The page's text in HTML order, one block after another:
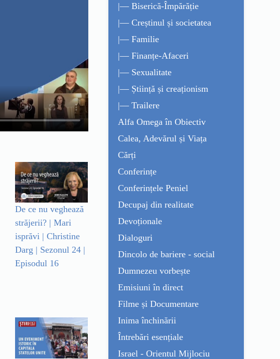
De ce nu veghează
străjerii? | Mari
isprăvi | Christine
Darg | Sezonul 24 |
Episodul 16
|— Biserică-Împărăție
|— Creștinul și societatea
|— Familie
|— Finanțe-Afaceri
|— Sexualitate
|— Știință și creaționism
|— Trailere
Alfa Omega în Obiectiv
Calea, Adevărul și Viața
Cărți
Conferințe
Conferințele Peniel
Decupaj din realitate
Devoționale
Dialoguri
Dincolo de bariere - social
Dumnezeu vorbește
Emisiuni în direct
Filme și Documentare
Inima închinării
Întrebări esențiale
Israel - Orientul Mijlociu